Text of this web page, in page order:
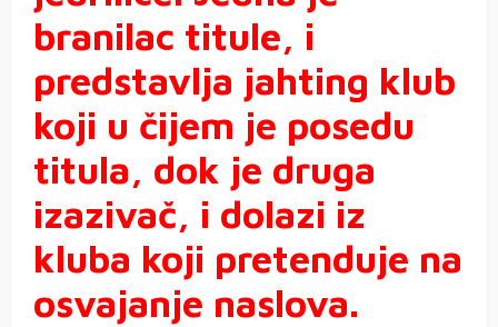
branilac titule, i
predstavlja jahting klub
koji u čijem je posedu
titula, dok je druga
izazivač, i dolazi iz
kluba koji pretenduje na
osvajanje naslova.